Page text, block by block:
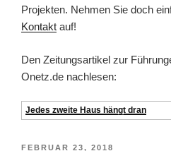
Projekten. Nehmen Sie doch
Kontakt auf!
Den Zeitungsartikel zur
Onetz.de nachlesen:
Jedes zweite Haus hängt dran
VERÖFFENTLICHT
FEBRUAR 23, 2018